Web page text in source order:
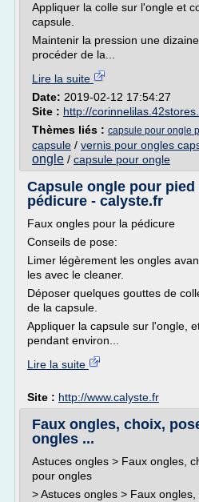
Appliquer la colle sur l'ongle et
capsule.
Maintenir la pression une
procéder de la...
Lire la suite
Date: 2019-02-12 17:54:27
Site : http://
Thèmes liés : capsule pour ongle
capsule / vernis pour ongles
ongle / capsule pour ongle
Capsule ongle pour
pédicure - calyste.fr
Faux ongles pour la pédicure
Conseils de pose:
Limer légèrement les ongles
les avec le cleaner.
Déposer quelques gouttes de
de la capsule.
Appliquer la capsule sur l'ongle,
pendant environ...
Lire la suite
Site : http://www.calyste.fr
Faux ongles, choix,
ongles ...
Astuces ongles > Faux ongles,
pour ongles
> Astuces ongles > Faux